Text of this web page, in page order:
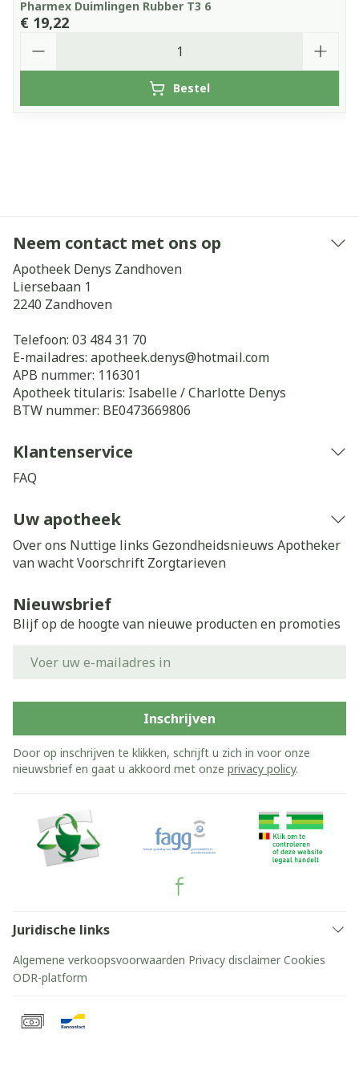
Pharmex Duimlingen Rubber T3 6
€ 19,22
Bestel
Neem contact met ons op
Apotheek Denys Zandhoven
Liersebaan 1
2240 Zandhoven
Telefoon: 03 484 31 70
E-mailadres: apotheek.denys@hotmail.com
APB nummer: 116301
Apotheek titularis: Isabelle / Charlotte Denys
BTW nummer: BE0473669806
Klantenservice
FAQ
Uw apotheek
Over ons Nuttige links Gezondheidsnieuws Apotheker
van wachtVoorschrift Zorgtarieven
Nieuwsbrief
Blijf op de hoogte van nieuwe producten en promoties
Inschrijven
Door op inschrijven te klikken, schrijft u zich in voor onze
nieuwsbrief en gaat u akkoord met onze privacy policy.
Juridische links
Algemene verkoopsvoorwaarden Privacy disclaimer Cookies
ODR-platform